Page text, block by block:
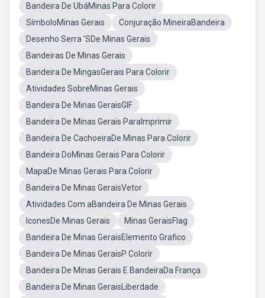
Bandeira De UbáMinas Para Colorir
SímboloMinas Gerais
Conjuração MineiraBandeira
Desenho Serra 'SDe Minas Gerais
Bandeiras De Minas Gerais
Bandeira De MingasGerais Para Colorir
Atividades SobreMinas Gerais
Bandeira De Minas GeraisGIF
Bandeira De Minas Gerais ParaImprimir
Bandeira De CachoeiraDe Minas Para Colorir
Bandeira DoMinas Gerais Para Colorir
MapaDe Minas Gerais Para Colorir
Bandeira De Minas GeraisVetor
Atividades Com aBandeira De Minas Gerais
IconesDe Minas Gerais
Minas GeraisFlag
Bandeira De Minas GeraisElemento Grafico
Bandeira De Minas GeraisP Colorir
Bandeira De Minas Gerais E BandeiraDa França
Bandeira De Minas GeraisLiberdade